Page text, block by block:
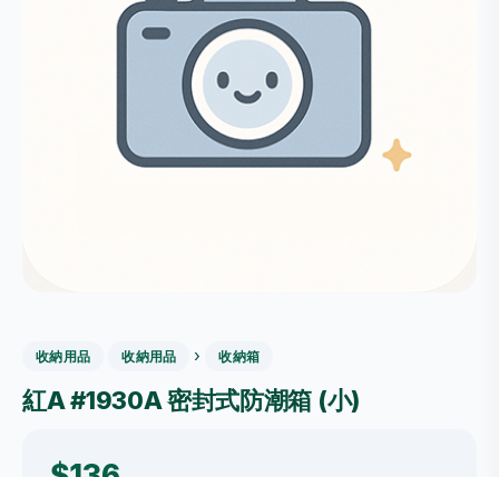
收納用品 收納用品 › 收納箱
紅A #1930A 密封式防潮箱 (小)